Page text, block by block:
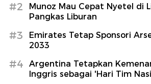
#2
Munoz Mau Cepat Nyetel di
Pangkas Liburan
#3
Emirates Tetap Sponsori
2033
#4
Argentina Tetapkan
Inggris sebagai 'Hari Tim